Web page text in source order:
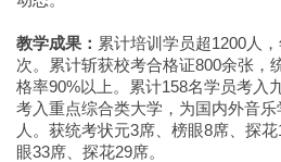
教学成果： 累计培训学员超1200人
次。累计斩获校考合格证800余张，
格率90%以上。累计158名学员考入
考入重点综合类大学，为国内外音
人。获统考状元3席、榜眼8席、探
眼33席、探花29席。